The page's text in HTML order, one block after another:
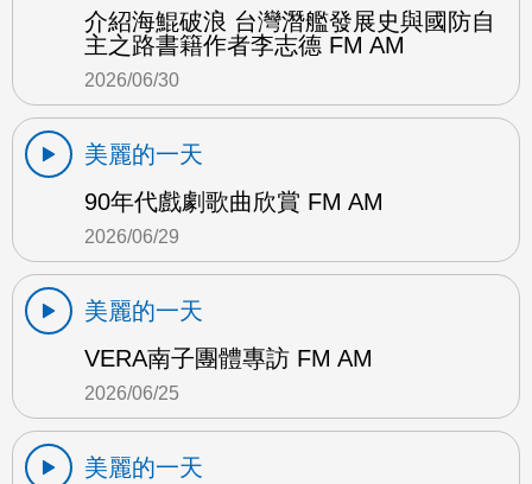
介紹海鯤破浪 台灣潛艦發展史與國防自
主之路書籍作者李志德 FM AM
2026/06/30
美麗的一天
90年代戲劇歌曲欣賞 FM AM
2026/06/29
美麗的一天
VERA南子團體專訪 FM AM
2026/06/25
美麗的一天